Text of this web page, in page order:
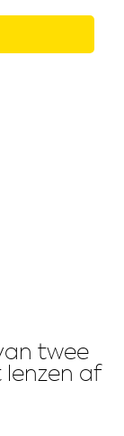
twee
lenzen af